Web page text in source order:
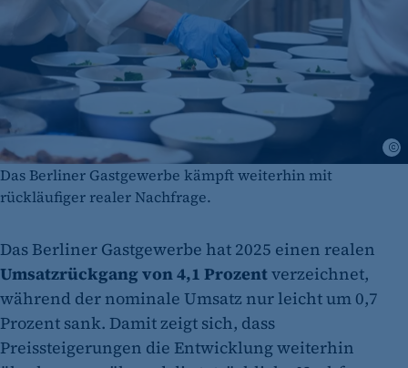
Das Berliner Gastgewerbe kämpft weiterhin mit
rückläufiger realer Nachfrage.
Das Berliner Gastgewerbe hat 2025 einen realen
Umsatzrückgang von 4,1 Prozentverzeichnet,
während der nominale Umsatz nur leicht um 0,7
Prozent sank. Damit zeigt sich, dass
Preissteigerungen die Entwicklung weiterhin